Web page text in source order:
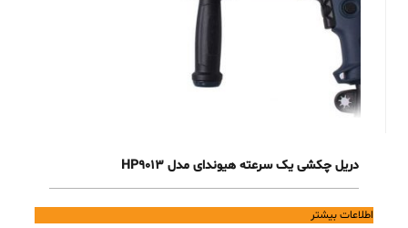
دریل چکشی یک سرعته هیوندای مدل HP9013
اطلاعات بیشتر